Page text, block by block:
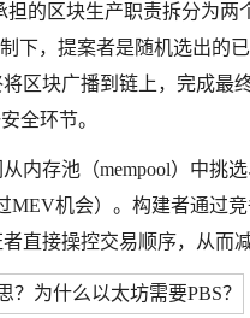
的区块生产职责拆分为两
下，提案者是随机选出的
区块广播到链上，完成最
全环节。
内存池（mempool）中挑
MEV机会）。构建者通过
直接操控交易顺序，从而